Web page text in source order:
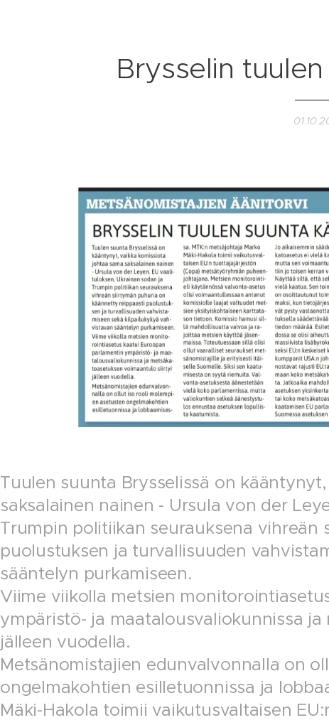
Brysselin
Tuulen suunta Brysselissä on
saksalainen nainen - Ursula von der
Trumpin politiikan seurauksena
puolustuksen ja turvallisuuden
sääntelyn purkamiseen.
Viime viikolla metsien
ympäristö- ja maatalousvaliokunnissa
jälleen vuodella.
Metsänomistajien edunvalvonnalla on
ongelmakohtien esilletuonnissa ja
Mäki-Hakola toimii vaikutusvaltaisen